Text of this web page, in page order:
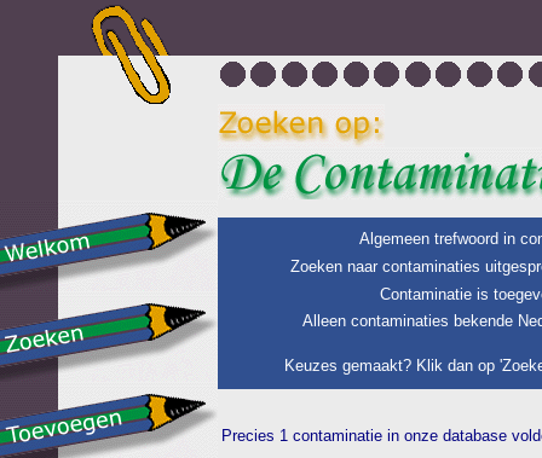
Algemeen trefwoord in
Zoeken naar contaminaties
Contaminatie is
Alleen contaminaties bekende
Keuzes gemaakt? Klik dan op
Precies 1 contaminatie in onze database